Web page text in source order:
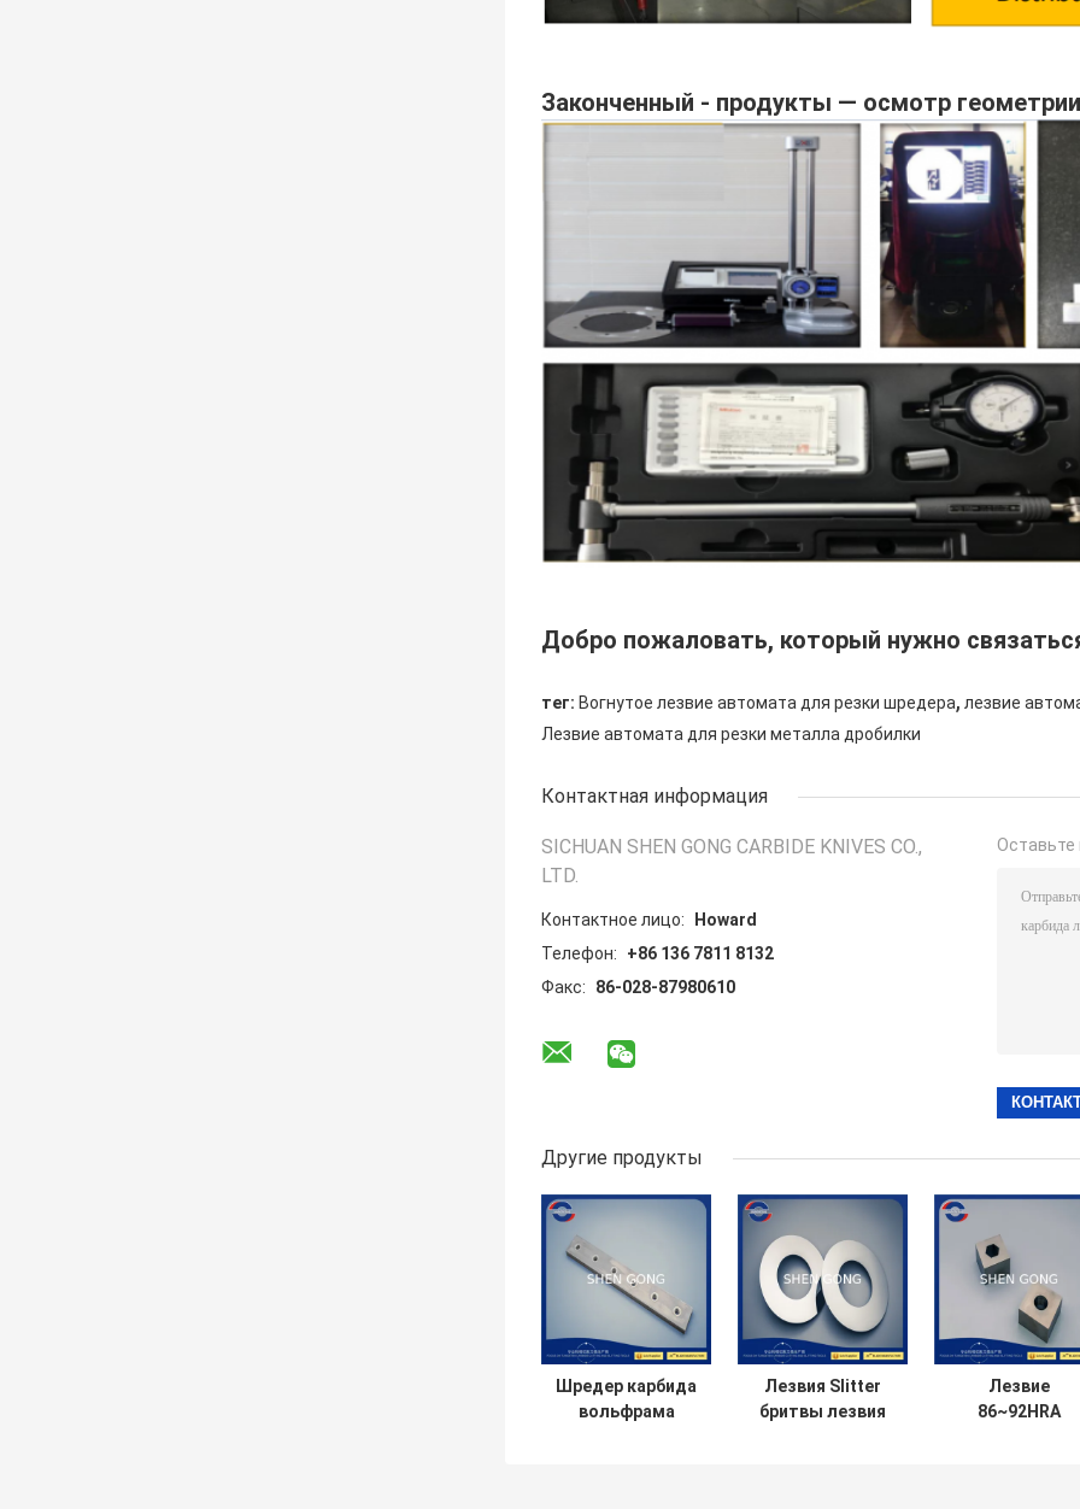
Законченный - продукты — осмотр геометрии
Добро пожаловать, который нужно
тег: Вогнутое лезвие автомата для резки шредера, лезвие
Лезвие автомата для резки металла дробилки
Контактная информация
SICHUAN SHEN GONG CARBIDE KNIVES CO.,
LTD.
Контактное лицо:
Howard
Телефон:
+86 136 7811 8132
Факс:
86-028-87980610
Оставьте
Другие продукты
Шредер карбида
вольфрама
Лезвия Slitter
бритвы лезвия
Лезвие
86~92HRA